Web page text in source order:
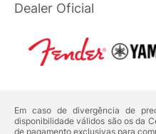
Dealer Oficial
Em caso de divergência de
disponibilidade válidos são os da
de pagamento exclusivas para